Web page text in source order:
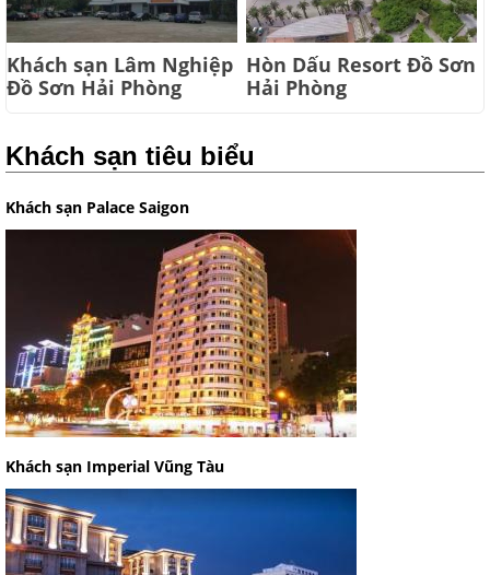
Khách sạn Lâm Nghiệp
Đồ Sơn Hải Phòng
Hòn Dấu Resort Đồ Sơn
Hải Phòng
Khách sạn tiêu biểu
Khách sạn Palace Saigon
Khách sạn Imperial Vũng Tàu